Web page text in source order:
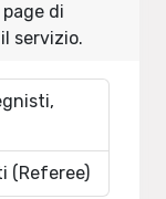
di
servizio.
(Referee)